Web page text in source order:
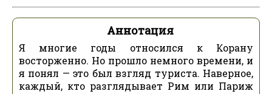
Аннотация
Я многие годы относился к Корану
восторженно. Но прошло немного времени, и
я понял — это был взгляд туриста. Наверное,
каждый, кто разглядывает Рим или Париж